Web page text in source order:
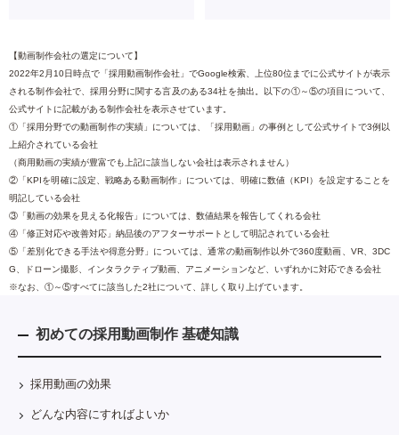
【動画制作会社の選定について】
2022年2月10日時点で「採用動画制作会社」でGoogle検索、上位80位までに公式サイトが表示
される制作会社で、採用分野に関する言及のある34社を抽出。以下の①～⑤の項目について、
公式サイトに記載がある制作会社を表示させています。
①「採用分野での動画制作の実績」については、「採用動画」の事例として公式サイトで3例以
上紹介されている会社
（商用動画の実績が豊富でも上記に該当しない会社は表示されません）
②「KPIを明確に設定、戦略ある動画制作」については、明確に数値（KPI）を設定することを
明記している会社
③「動画の効果を見える化報告」については、数値結果を報告してくれる会社
④「修正対応や改善対応」納品後のアフターサポートとして明記されている会社
⑤「差別化できる手法や得意分野」については、通常の動画制作以外で360度動画、VR、3DC
G、ドローン撮影、インタラクティブ動画、アニメーションなど、いずれかに対応できる会社
※なお、①～⑤すべてに該当した2社について、詳しく取り上げています。
初めての採用動画制作 基礎知識
採用動画の効果
どんな内容にすればよいか